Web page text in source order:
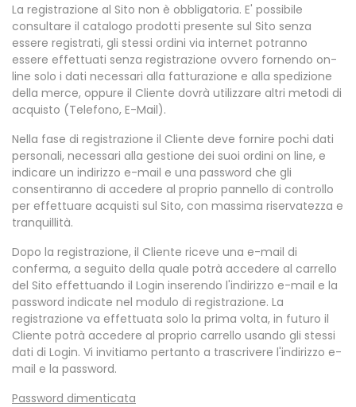
La registrazione al Sito non è obbligatoria. E' possibile
consultare il catalogo prodotti presente sul Sito senza
essere registrati, gli stessi ordini via internet potranno
essere effettuati senza registrazione ovvero fornendo on-
line solo i dati necessari alla fatturazione e alla spedizione
della merce, oppure il Cliente dovrà utilizzare altri metodi di
acquisto (Telefono, E-Mail).
Nella fase di registrazione il Cliente deve fornire pochi dati
personali, necessari alla gestione dei suoi ordini on line, e
indicare un indirizzo e-mail e una password che gli
consentiranno di accedere al proprio pannello di controllo
per effettuare acquisti sul Sito, con massima riservatezza e
tranquillità.
Dopo la registrazione, il Cliente riceve una e-mail di
conferma, a seguito della quale potrà accedere al carrello
del Sito effettuando il Login inserendo l'indirizzo e-mail e la
password indicate nel modulo di registrazione. La
registrazione va effettuata solo la prima volta, in futuro il
Cliente potrà accedere al proprio carrello usando gli stessi
dati di Login. Vi invitiamo pertanto a trascrivere l'indirizzo e-
mail e la password.
Password dimenticata